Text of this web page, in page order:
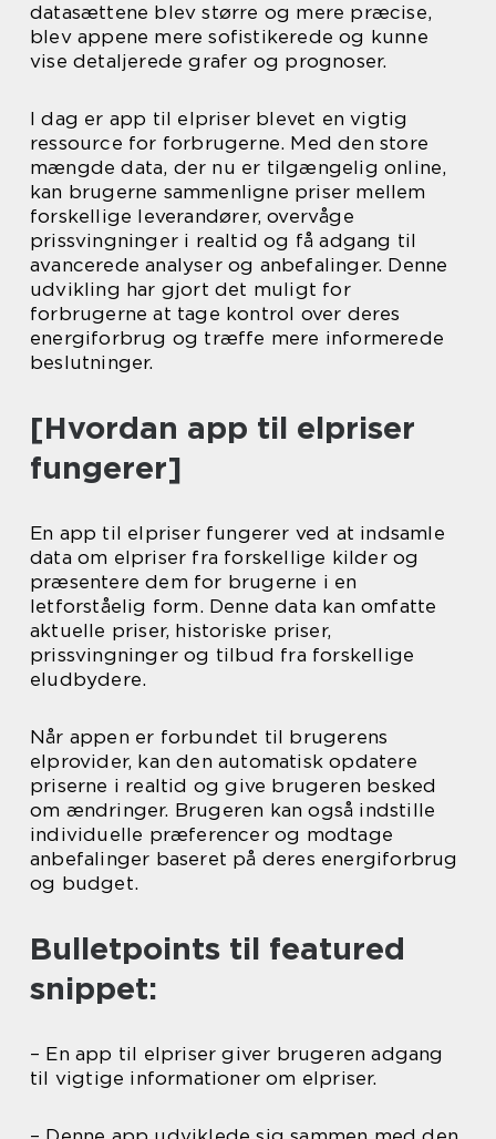
datasættene blev større og mere præcise,
blev appene mere sofistikerede og kunne
vise detaljerede grafer og prognoser.
I dag er app til elpriser blevet en vigtig
ressource for forbrugerne. Med den store
mængde data, der nu er tilgængelig online,
kan brugerne sammenligne priser mellem
forskellige leverandører, overvåge
prissvingninger i realtid og få adgang til
avancerede analyser og anbefalinger. Denne
udvikling har gjort det muligt for
forbrugerne at tage kontrol over deres
energiforbrug og træffe mere informerede
beslutninger.
[Hvordan app til elpriser
fungerer]
En app til elpriser fungerer ved at indsamle
data om elpriser fra forskellige kilder og
præsentere dem for brugerne i en
letforståelig form. Denne data kan omfatte
aktuelle priser, historiske priser,
prissvingninger og tilbud fra forskellige
eludbydere.
Når appen er forbundet til brugerens
elprovider, kan den automatisk opdatere
priserne i realtid og give brugeren besked
om ændringer. Brugeren kan også indstille
individuelle præferencer og modtage
anbefalinger baseret på deres energiforbrug
og budget.
Bulletpoints til featured
snippet:
– En app til elpriser giver brugeren adgang
til vigtige informationer om elpriser.